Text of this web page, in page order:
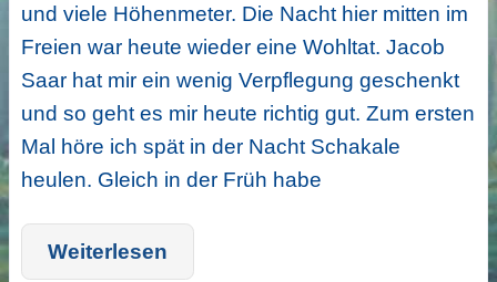
und viele Höhenmeter. Die Nacht hier mitten im
Freien war heute wieder eine Wohltat. Jacob
Saar hat mir ein wenig Verpflegung geschenkt
und so geht es mir heute richtig gut. Zum ersten
Mal höre ich spät in der Nacht Schakale
heulen. Gleich in der Früh habe
Weiterlesen